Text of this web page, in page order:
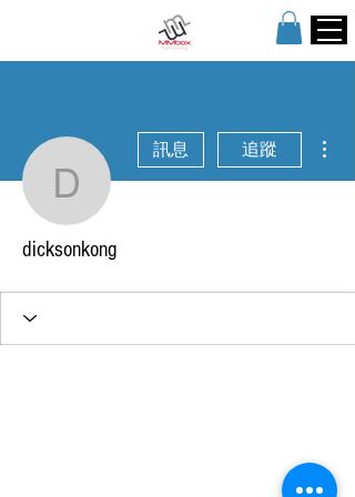
dicksonkong
訊息 追蹤
dicksonkong